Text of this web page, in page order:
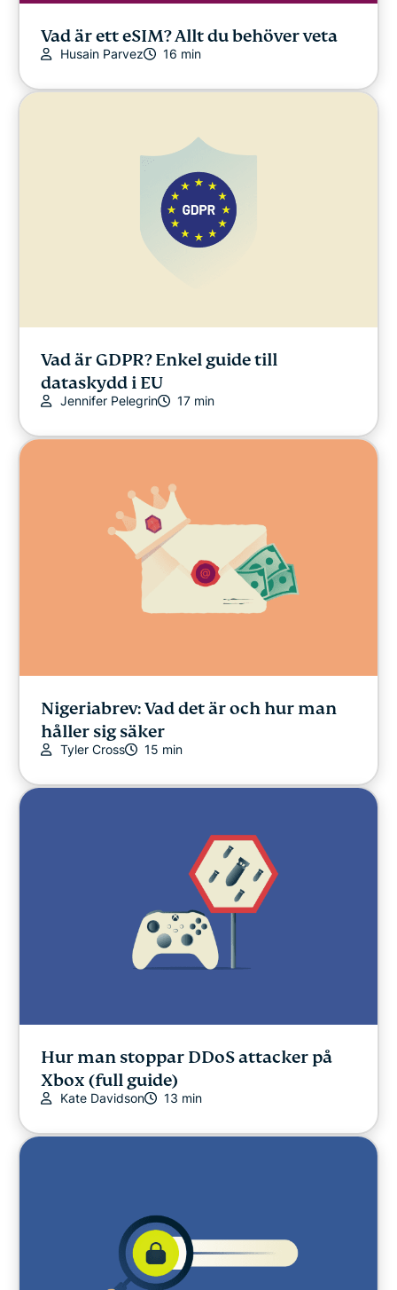
Vad är ett eSIM? Allt du behöver veta
Husain Parvez 16 min
Vad är GDPR? Enkel guide till
dataskydd i EU
Jennifer Pelegrin 17 min
Nigeriabrev: Vad det är och hur man
håller sig säker
Tyler Cross 15 min
Hur man stoppar DDoS attacker på
Xbox (full guide)
Kate Davidson 13 min